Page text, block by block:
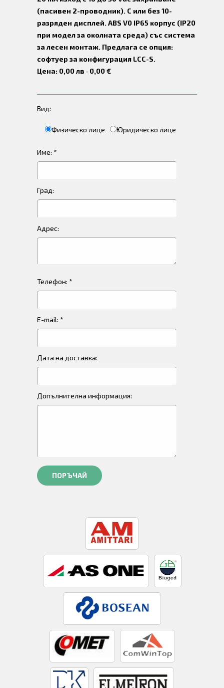
(пасивен 2-проводник). С или без 10-
разряден дисплей. ABS V0 IP65 корпус (IP20
при модел за околната среда) със система
за лесен монтаж. Предлага се опция:
софтуер за конфигурация LCC-S.
Цена: 0,00 лв · 0,00 €
Вид:
Физическо лице Юридическо лице
Име: *
Град:
Адрес:
Телефон: *
E-mail: *
Дата на доставка:
Допълнителна информация:
ПОРЪЧАЙ